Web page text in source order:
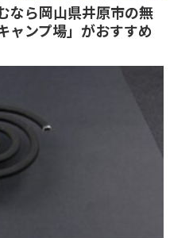
なら岡山県井原市の無
ャンプ場」がおすすめ